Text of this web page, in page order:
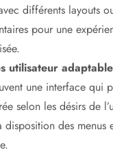
différents layouts
pour une
utilisateur
une interface qui
selon les désirs de
disposition des menus